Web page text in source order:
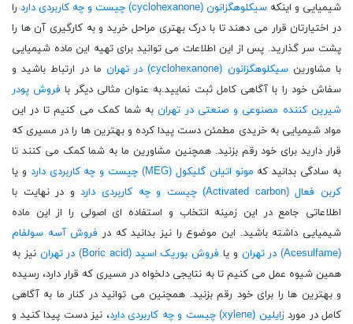
شیمیایی و اینکه سیکلوهگزانون (cyclohexanone) چیست و چه کاربردی دارد
را
در اختیارتان قرار می دهند تا با درک بهتری مراحل خرید و به کارگیری آن ها را
پشت سر گذارید. پس از این اطلاعات می توانید برای تهیه این ماده شیمیایی
با مشاورینسیکلوهگزانون (cyclohexanone) در تهران
ما در ارتباط باشید و
سفاش خود را با آگاهی کامل ثبت نمایید.به عنوان مثالی دیگر با فروش پودر
شیرین کننده مصنوعی و صنعتی در تهران به شما کمک می کنیم تا در این
مواد شیمیایی به خریدی مطمئن دست پیدا کرده و بهترین ها را در مسیری که
قرار دارید برای خود رقم بزنید. همچنین مشاورین ما به شما کمک می کنند تا
به سادگی بدانید که مونو اتیلن گلیکول (MEG) چیست و چه کاربردی دارد
و یا
کربن فعال (Activated carbon) چیست و چه کاربردی دارد
و در نهایت با
اطلاعاتی جامع در این زمینه انتخاب و استفاده ای اصولی را از این ماده
شیمیایی داشته باشید. این موضوع را نیز بدانید که در فروش آسه سولفام
(Acesulfame) در تهران
و یا فروش بوریک اسید (Boric acid) در تهران
نیز به
همین شیوه عمل می کنیم تا به نتایجی دلخواه در مسیری که قرار دارد، رسیده
و بهترین ها را برای خود رقم بزنید. همچنین می توانید در کنار ما به آگاهی
کامل در موردزایلین (xylene) چیست و چه کاربردی دارد
، نیز دست پیدا کنید و